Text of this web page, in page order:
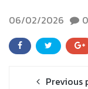
06/02/2026 0
Previous